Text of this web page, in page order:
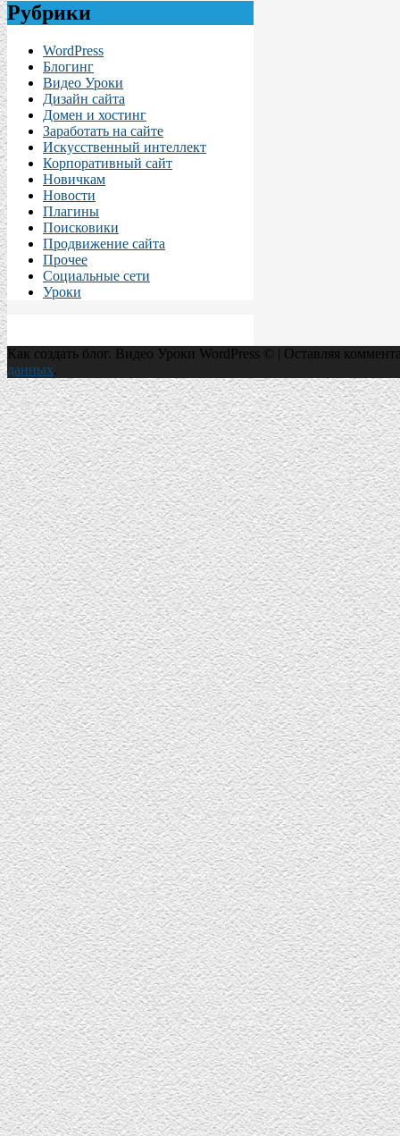
Рубрики
WordPress
Блогинг
Видео Уроки
Дизайн сайта
Домен и хостинг
Заработать на сайте
Искусственный интеллект
Корпоративный сайт
Новичкам
Новости
Плагины
Поисковики
Продвижение сайта
Прочее
Социальные сети
Уроки
Как создать блог. Видео Уроки WordPress © | Оставляя
данных.